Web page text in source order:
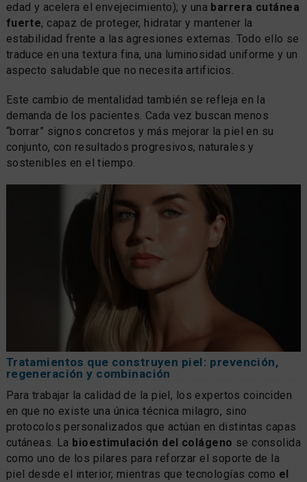
edad y acelera el envejecimiento); y una barrera cutánea
fuerte, capaz de proteger, hidratar y mantener la
estabilidad frente a las agresiones externas. Todo ello se
traduce en una textura fina, una luminosidad uniforme y un
aspecto saludable que no necesita artificios.
Este cambio de mentalidad también se refleja en la
demanda de los pacientes. Cada vez buscan menos
“borrar” signos concretos y más mejorar la piel en su
conjunto, con resultados progresivos, naturales y
sostenibles en el tiempo.
Tratamientos que construyen piel: prevención,
regeneración y combinación
Para trabajar la calidad de la piel, los expertos coinciden
en que no existe una única técnica milagro, sino
protocolos personalizados que actúan en distintas capas
cutáneas. La bioestimulación del colágeno se consolida
como uno de los pilares para reforzar el soporte de la
piel desde el interior, mientras que tecnologías como el